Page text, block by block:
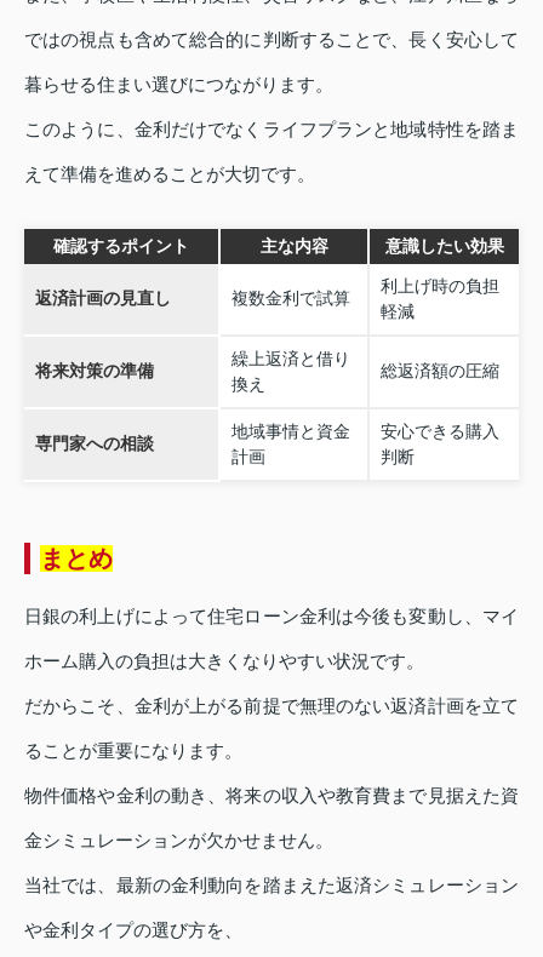
ではの視点も含めて総合的に判断することで、長く安心して
暮らせる住まい選びにつながります。
このように、金利だけでなくライフプランと地域特性を踏ま
えて準備を進めることが大切です。
確認するポイント 主な内容 意識したい効果
返済計画の見直し 複数金利で試算
利上げ時の負担
軽減
将来対策の準備
繰上返済と借り
換え
総返済額の圧縮
専門家への相談
地域事情と資金
計画
安心できる購入
判断
まとめ
日銀の利上げによって住宅ローン金利は今後も変動し、マイ
ホーム購入の負担は大きくなりやすい状況です。
だからこそ、金利が上がる前提で無理のない返済計画を立て
ることが重要になります。
物件価格や金利の動き、将来の収入や教育費まで見据えた資
金シミュレーションが欠かせません。
当社では、最新の金利動向を踏まえた返済シミュレーション
や金利タイプの選び方を、